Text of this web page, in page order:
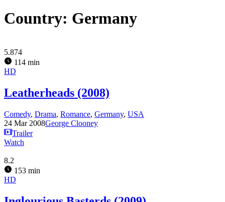
Country: Germany
5.874
114 min
HD
Leatherheads (2008)
Comedy, Drama, Romance, Germany, USA
24 Mar 2008George Clooney
Trailer
Watch
8.2
153 min
HD